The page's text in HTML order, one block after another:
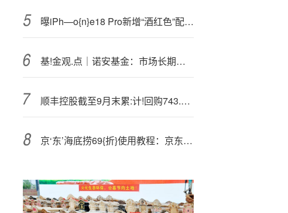
曝iPh—o{n}e18 Pro新增“酒红色”配色，搭载苹果A20 Pro芯片
基!金观.点｜诺安基金：市场长期向好的趋势仍未改变，建议积极配置
顺丰控股截至9月末累:计!回购743.26万股A股
京‘东’海底捞69{折}使用教程：京东海底捞学生认证领的6.9折劵怎么使用？